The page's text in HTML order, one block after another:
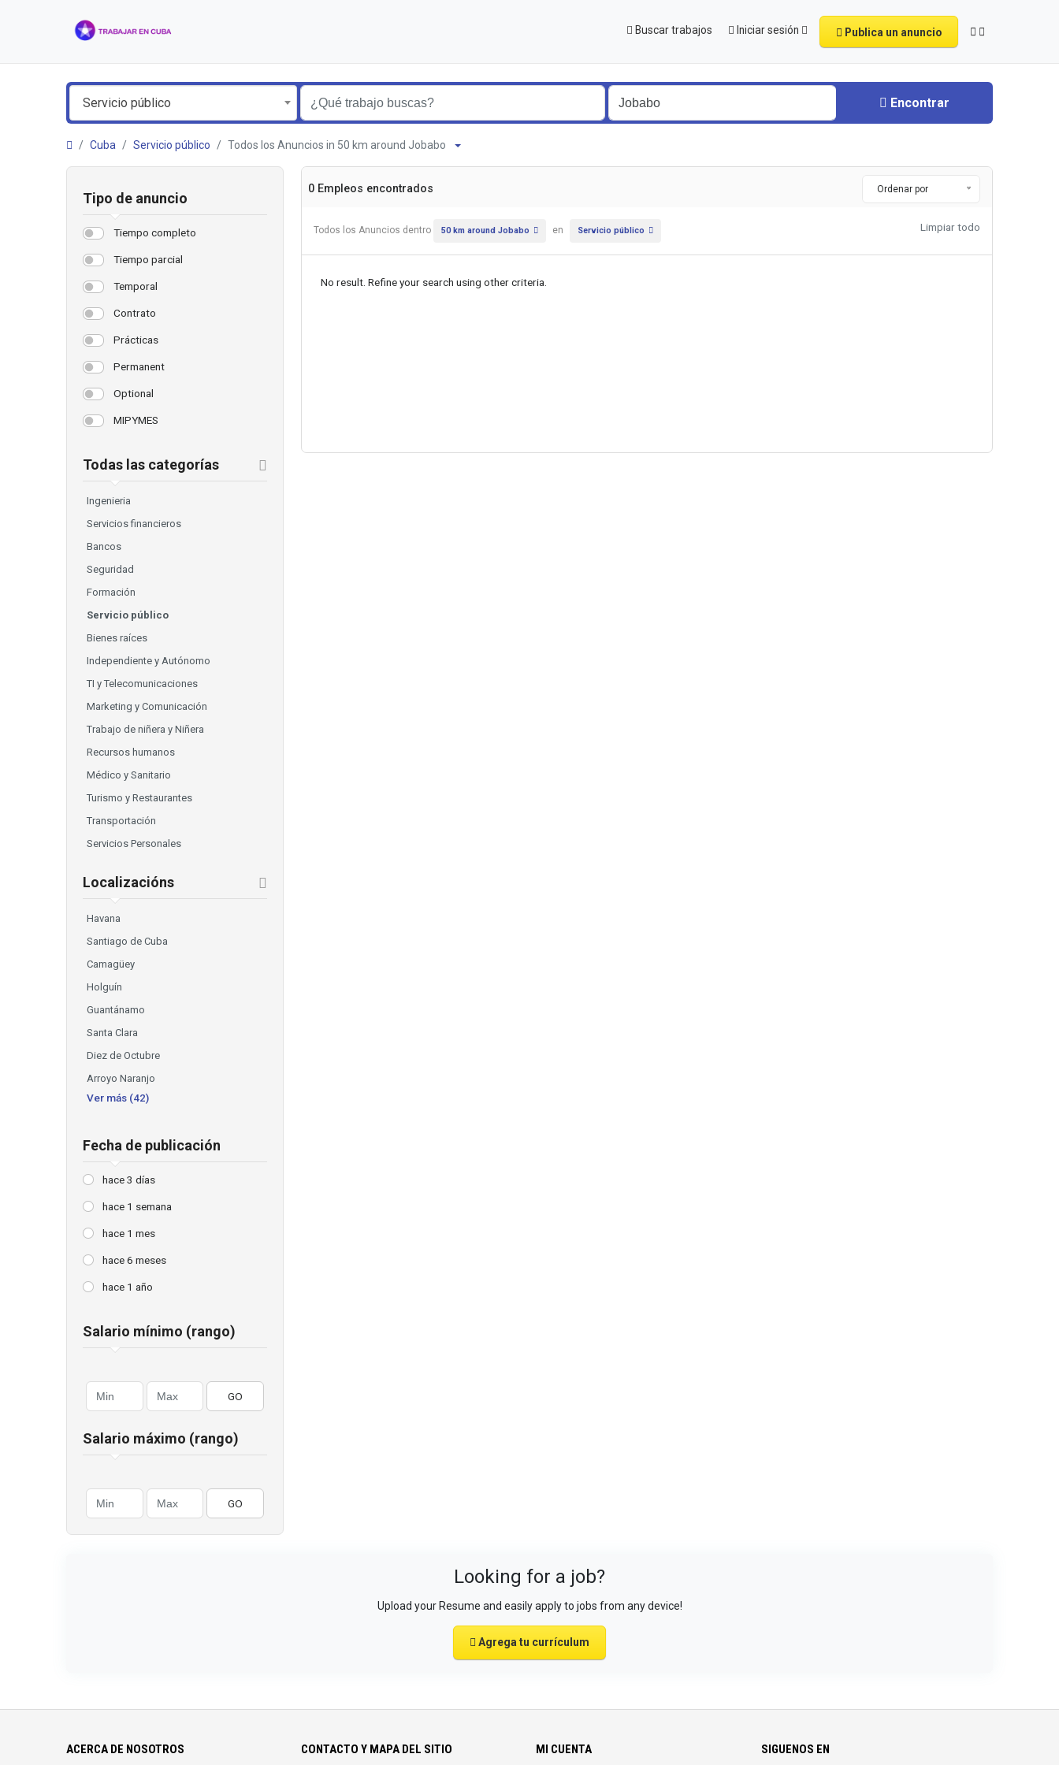
Buscar trabajos Iniciar sesión Publica un anuncio
Servicio público Encontrar
Cuba Servicio público Todos los Anuncios in 50 km around Jobabo
Tipo de anuncio
Tiempo completo
Tiempo parcial
Temporal
Contrato
Prácticas
Permanent
Optional
MIPYMES
Todas las categorías
Ingenieria
Servicios financieros
Bancos
Seguridad
Formación
Servicio público
Bienes raíces
Independiente y Autónomo
TI y Telecomunicaciones
Marketing y Comunicación
Trabajo de niñera y Niñera
Recursos humanos
Médico y Sanitario
Turismo y Restaurantes
Transportación
Servicios Personales
Localizacións
Havana
Santiago de Cuba
Camagüey
Holguín
Guantánamo
Santa Clara
Diez de Octubre
Arroyo Naranjo
Ver más (42)
Fecha de publicación
hace 3 días
hace 1 semana
hace 1 mes
hace 6 meses
hace 1 año
Salario mínimo (rango)
GO
Salario máximo (rango)
GO
0 Empleos encontrados Ordenar por
Todos los Anuncios dentro 50 km around Jobabo en Servicio público Limpiar todo
No result. Refine your search using other criteria.
Looking for a job?
Upload your Resume and easily apply to jobs from any device!
Agrega tu currículum
ACERCA DE NOSOTROS CONTACTO Y MAPA DEL SITIO MI CUENTA SIGUENOS EN